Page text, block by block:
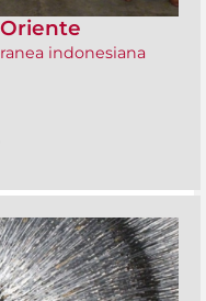
indonesiana